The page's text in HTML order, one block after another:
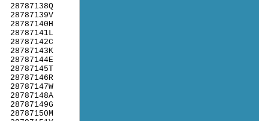
28787138Q
28787139V
28787140H
28787141L
28787142C
28787143K
28787144E
28787145T
28787146R
28787147W
28787148A
28787149G
28787150M